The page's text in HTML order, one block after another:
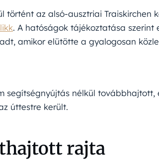
történt az alsó-ausztriai Traiskirchen
. A hatóságok tájékoztatása szerint
amikor elütötte a gyalogosan
segítségnyújtás nélkül továbbhajtott,
úttestre került.
rajta